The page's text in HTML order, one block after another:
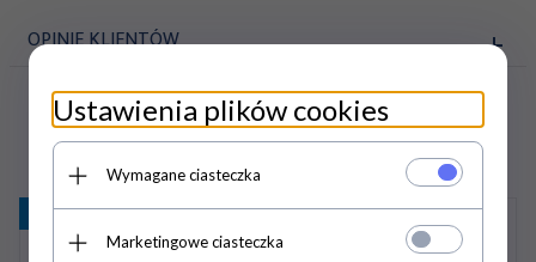
OPINIE KLIENTÓW
KLIENCI, KTÓRZY KUPILI TEN PRODUKT WYBRALI
Promocja - 26%
Ustawienia plików cookies
Wymagane ciasteczka
Marketingowe ciasteczka